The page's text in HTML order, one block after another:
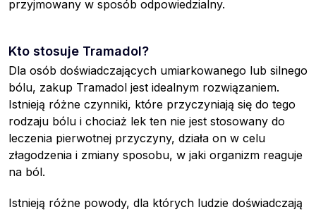
przyjmowany w sposób odpowiedzialny.
Kto stosuje Tramadol?
Dla osób doświadczających umiarkowanego lub silnego
bólu, zakup Tramadol jest idealnym rozwiązaniem.
Istnieją różne czynniki, które przyczyniają się do tego
rodzaju bólu i chociaż lek ten nie jest stosowany do
leczenia pierwotnej przyczyny, działa on w celu
złagodzenia i zmiany sposobu, w jaki organizm reaguje
na ból.
Istnieją różne powody, dla których ludzie doświadczają